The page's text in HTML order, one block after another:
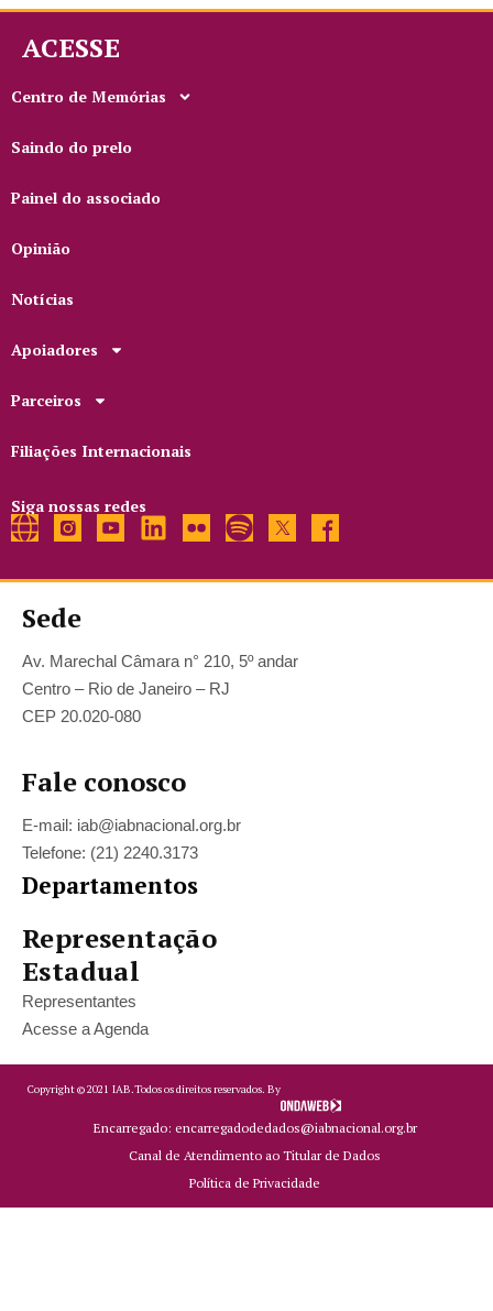
ACESSE
Centro de Memórias
Saindo do prelo
Painel do associado
Opinião
Notícias
Apoiadores
Parceiros
Filiações Internacionais
Siga nossas redes
Sede
Av. Marechal Câmara n° 210, 5º andar
Centro – Rio de Janeiro – RJ
CEP 20.020-080
Fale conosco
E-mail: iab@iabnacional.org.br
Telefone: (21) 2240.3173
Departamentos
Representação
Estadual
Representantes
Acesse a Agenda
Copyright ©2021 IAB.Todos os direitos reservados. By
Encarregado: encarregadodedados@iabnacional.org.br
Canal de Atendimento ao Titular de Dados
Política de Privacidade